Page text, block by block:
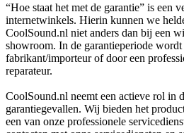
“Hoe staat het met de garantie” is een
internetwinkels. Hierin kunnen we
CoolSound.nl niet anders dan bij een
showroom. In de garantieperiode
fabrikant/importeur of door een
reparateur.
CoolSound.nl neemt een actieve rol in
garantiegevallen. Wij bieden het
een van onze professionele